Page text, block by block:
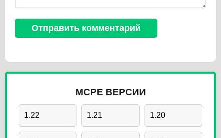
MCPE ВЕРСИИ
1.22 1.21 1.20